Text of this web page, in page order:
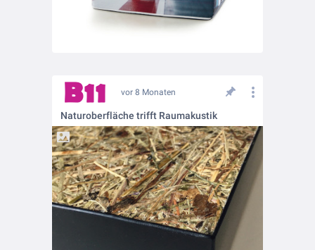
vor 8 Monaten
Naturoberfläche trifft Raumakustik